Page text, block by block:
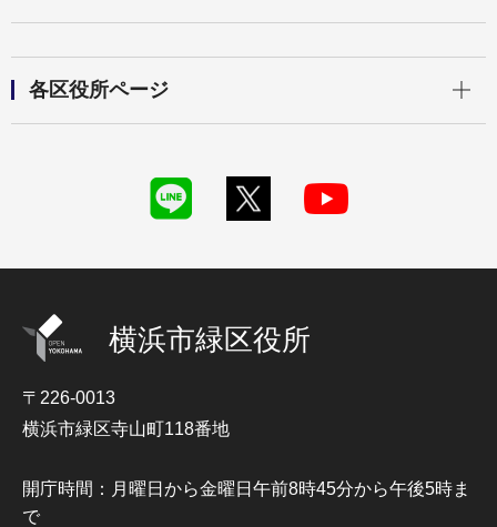
各区役所ページ
横浜市緑区役所
〒226-0013
横浜市緑区寺山町118番地
開庁時間：月曜日から金曜日午前8時45分から午後5時ま
で